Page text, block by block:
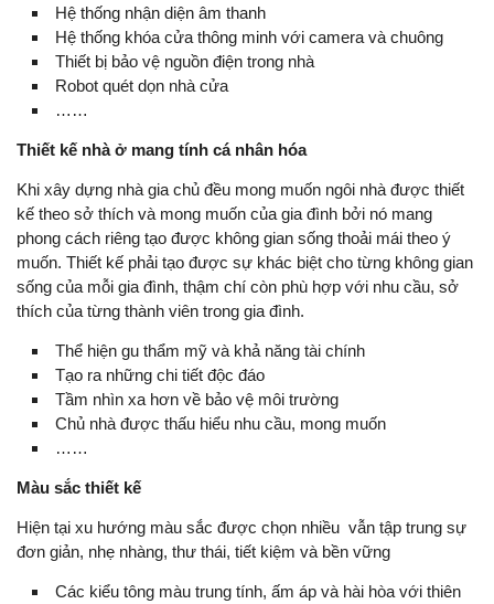
Hệ thống nhận diện âm thanh
Hệ thống khóa cửa thông minh với camera và chuông
Thiết bị bảo vệ nguồn điện trong nhà
Robot quét dọn nhà cửa
……
Thiết kế nhà ở mang tính cá nhân hóa
Khi xây dựng nhà gia chủ đều mong muốn ngôi nhà được thiết
kế theo sở thích và mong muốn của gia đình bởi nó mang
phong cách riêng tạo được không gian sống thoải mái theo ý
muốn. Thiết kế phải tạo được sự khác biệt cho từng không gian
sống của mỗi gia đình, thậm chí còn phù hợp với nhu cầu, sở
thích của từng thành viên trong gia đình.
Thể hiện gu thẩm mỹ và khả năng tài chính
Tạo ra những chi tiết độc đáo
Tầm nhìn xa hơn về bảo vệ môi trường
Chủ nhà được thấu hiểu nhu cầu, mong muốn
……
Màu sắc thiết kế
Hiện tại xu hướng màu sắc được chọn nhiều vẫn tập trung sự
đơn giản, nhẹ nhàng, thư thái, tiết kiệm và bền vững
Các kiểu tông màu trung tính, ấm áp và hài hòa với thiên